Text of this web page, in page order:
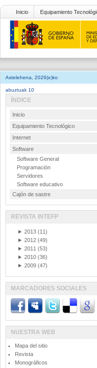
Inicio Equipamiento
Astelehena, 2026(e)ko
abuztuak 10
ÍNDICE
Inicio
Equipamiento Tecnológico
Internet
Software
Software General
Programación
Servidores
Software educativo
Cajón de sastre
REVISTA INTEFP
► 2013 (11)
► 2012 (49)
► 2011 (53)
► 2010 (36)
► 2009 (47)
MARCADORES SOCIALES
NUESTRA WEB
Mapa del sitio
Revista
Monográficos